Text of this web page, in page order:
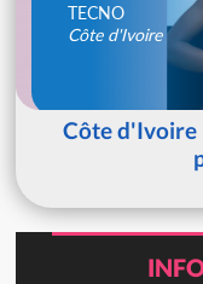
TECNO
Côte d'Ivoire
Côte d'Ivoire